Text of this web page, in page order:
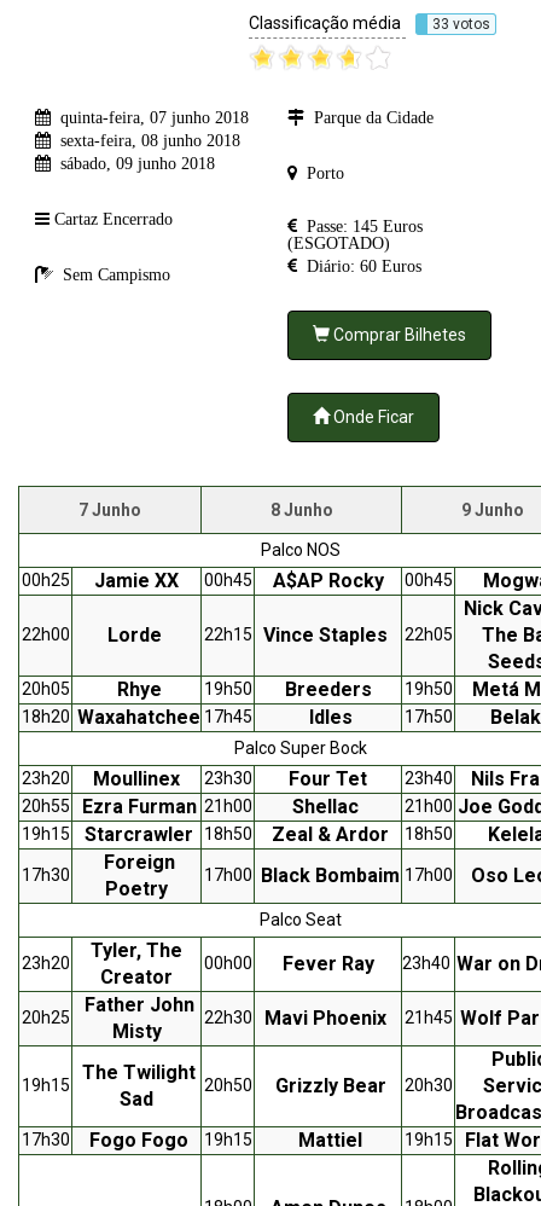
Classificação média 33 votos
quinta-feira, 07 junho 2018
sexta-feira, 08 junho 2018
sábado, 09 junho 2018
Cartaz Encerrado
Sem Campismo
Parque da Cidade
Porto
Passe: 145 Euros
(ESGOTADO)
Diário: 60 Euros
Comprar Bilhetes
Onde Ficar
7 Junho 8 Junho 9 Junho
Palco NOS
00h25
Jamie XX 00h45 A$AP Rocky 00h45
22h00 Lorde 22h15 Vince Staples 22h05
Nick
The
20h05 Rhye 19h50 Breeders 19h50 Metá
18h20 Waxahatchee 17h45 Idles 17h50
Palco Super Bock
23h20
Moullinex 23h30 Four Tet 23h40 Nils
20h55 Ezra Furman 21h00 Shellac 21h00 Joe
19h15 Starcrawler 18h50 Zeal & Ardor 18h50
17h30
Foreign
Poetry
17h00 Black Bombaim 17h00 Oso
Palco Seat
23h20
Tyler, The
Creator
00h00 Fever Ray 23h40 War on
20h25
Father John
Misty
22h30 Mavi Phoenix 21h45 Wolf
19h15
The Twilight
Sad
20h50 Grizzly Bear 20h30
17h30 Fogo Fogo 19h15 Mattiel 19h15 Flat